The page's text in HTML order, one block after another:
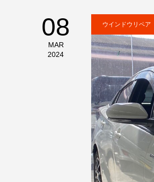
08
MAR
2024
ウインドウリペア